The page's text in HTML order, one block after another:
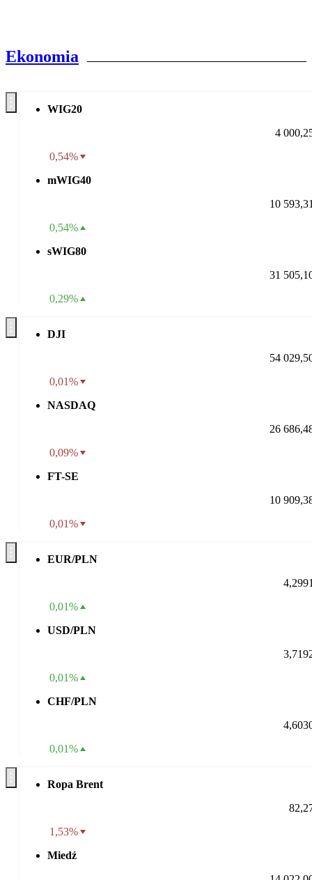
Ekonomia
WIG20
4
0,54%
mWIG40
10
0,54%
sWIG80
31
0,29%
DJI
54
0,01%
NASDAQ
26
0,09%
FT-SE
10
0,01%
EUR/PLN
0,01%
USD/PLN
0,01%
CHF/PLN
0,01%
Ropa Brent
1,53%
Miedź